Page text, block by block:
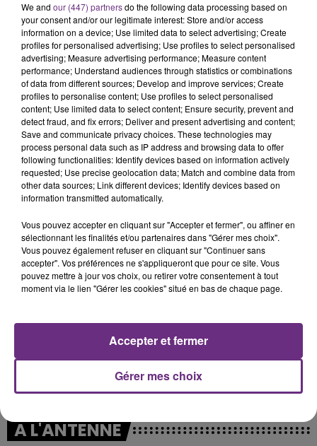
13h06
13h06
ALEX WARREN
Passenger
13h03
13h03
DES'REE
Life
TEMPER CITY
DJ GOJA & JASON DERULO &
A L'ANTENNE
We and our (447) partnersdo the following data processing based on
your consent and/or our legitimate interest: Store and/or access
information on a device; Use limited data to select advertising; Create
profiles for personalised advertising; Use profiles to select personalised
advertising; Measure advertising performance; Measure content
performance; Understand audiences through statistics or combinations
of data from different sources; Develop and improve services; Create
profiles to personalise content; Use profiles to select personalised
content; Use limited data to select content; Ensure security, prevent and
detect fraud, and fix errors; Deliver and present advertising and content;
Save and communicate privacy choices. These technologies may
process personal data such as IP address and browsing data to offer
following functionalities: Identify devices based on information actively
requested; Use precise geolocation data; Match and combine data from
other data sources; Link different devices; Identify devices based on
information transmitted automatically.
Vous pouvez accepter en cliquant sur "Accepter et fermer", ou affiner en
sélectionnant les finalités et/ou partenaires dans "Gérer mes choix".
Vous pouvez également refuser en cliquant sur "Continuer sans
accepter". Vos préférences ne s'appliqueront que pour ce site. Vous
pouvez mettre à jour vos choix, ou retirer votre consentement à tout
moment via le lien "Gérer les cookies" situé en bas de chaque page.
Gérer mes choix
Accepter et fermer